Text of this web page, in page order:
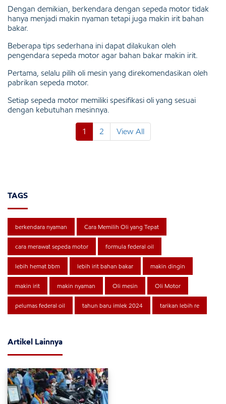
Dengan demikian, berkendara dengan sepeda motor tidak
hanya menjadi makin nyaman tetapi juga makin irit bahan
bakar.
Beberapa tips sederhana ini dapat dilakukan oleh
pengendara sepeda motor agar bahan bakar makin irit.
Pertama, selalu pilih oli mesin yang direkomendasikan oleh
pabrikan sepeda motor.
Setiap sepeda motor memiliki spesifikasi oli yang sesuai
dengan kebutuhan mesinnya.
1 2 View All
TAGS
berkendara nyaman Cara Memilih Oli yang Tepat
cara merawat sepeda motor formula federal oil
lebih hemat bbm lebih irit bahan bakar makin dingin
makin irit makin nyaman Oli mesin Oli Motor
pelumas federal oil tahun baru imlek 2024 tarikan lebih re
Artikel Lainnya